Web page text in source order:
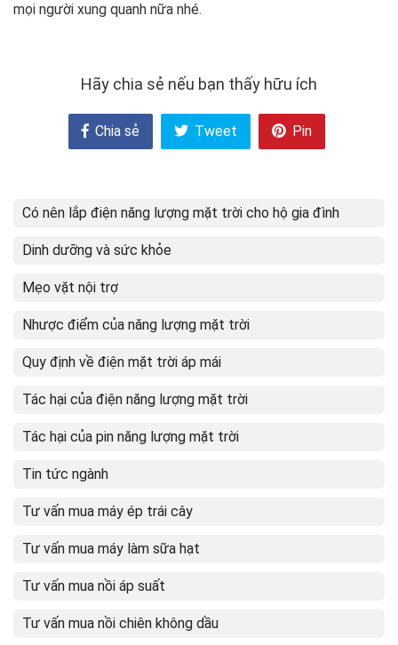
mọi người xung quanh nữa nhé.
Hãy chia sẻ nếu bạn thấy hữu ích
Chia sẻ Tweet Pin
Có nên lắp điện năng lượng mặt trời cho hộ gia đình
Dinh dưỡng và sức khỏe
Mẹo vặt nội trợ
Nhược điểm của năng lượng mặt trời
Quy định về điện mặt trời áp mái
Tác hại của điện năng lượng mặt trời
Tác hại của pin năng lượng mặt trời
Tin tức ngành
Tư vấn mua máy ép trái cây
Tư vấn mua máy làm sữa hạt
Tư vấn mua nồi áp suất
Tư vấn mua nồi chiên không dầu